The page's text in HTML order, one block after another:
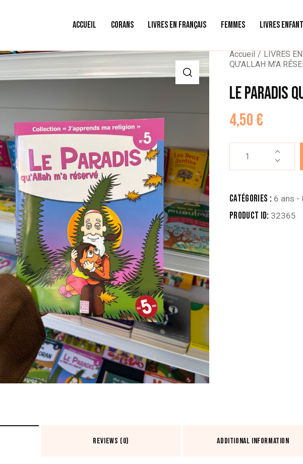
ACCUEIL CORANS LIVRES EN FRANÇAIS FEMMES LIVRES
Accueil LIVRES
QU’ALLAH M’A
LE PARADIS
4,50€
PARADIS
M’A
Catégories : 6 ans -
Product ID: 32365
REVIEWS (0) ADDITIONAL INFORMATION